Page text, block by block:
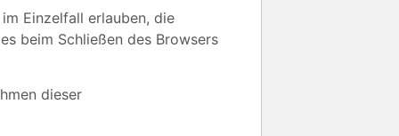
Einzelfall erlauben, die
beim Schließen des Browsers
dieser